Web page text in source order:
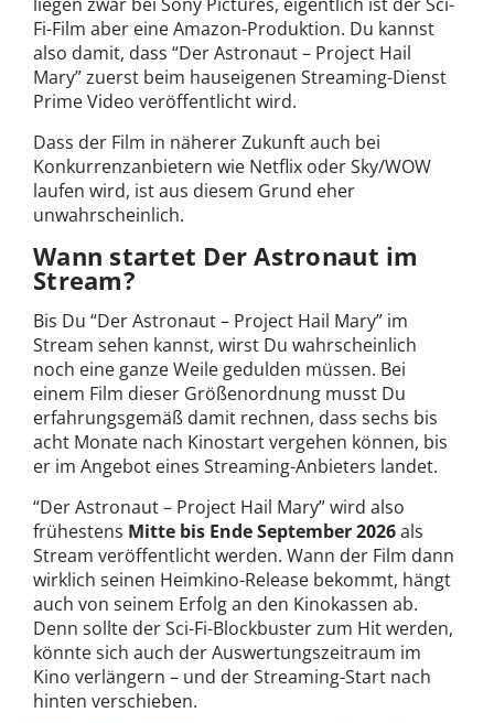
Fi-Film aber eine Amazon-Produktion. Du kannst
also damit, dass “Der Astronaut – Project Hail
Mary” zuerst beim hauseigenen Streaming-Dienst
Prime Video veröffentlicht wird.
Dass der Film in näherer Zukunft auch bei
Konkurrenzanbietern wie Netflix oder Sky/WOW
laufen wird, ist aus diesem Grund eher
unwahrscheinlich.
Wann startet Der Astronaut im
Stream?
Bis Du “Der Astronaut – Project Hail Mary” im
Stream sehen kannst, wirst Du wahrscheinlich
noch eine ganze Weile gedulden müssen. Bei
einem Film dieser Größenordnung musst Du
erfahrungsgemäß damit rechnen, dass sechs bis
acht Monate nach Kinostart vergehen können, bis
er im Angebot eines Streaming-Anbieters landet.
“Der Astronaut – Project Hail Mary” wird also
frühestens Mitte bis Ende September 2026als
Stream veröffentlicht werden. Wann der Film dann
wirklich seinen Heimkino-Release bekommt, hängt
auch von seinem Erfolg an den Kinokassen ab.
Denn sollte der Sci-Fi-Blockbuster zum Hit werden,
könnte sich auch der Auswertungszeitraum im
Kino verlängern – und der Streaming-Start nach
hinten verschieben.